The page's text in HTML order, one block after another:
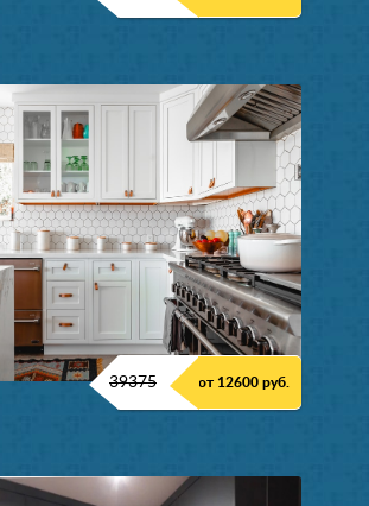
39375 от 12600 руб.